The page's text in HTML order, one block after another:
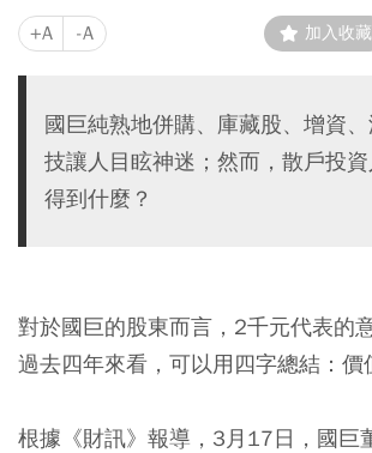
+A -A 加入收藏
國巨純熟地併購、庫藏股、增資
技讓人目眩神迷；然而，散戶投
得到什麼？
對於國巨的股東而言，2千元代表的
過去四年來看，可以用四字總結：價
根據《財訊》報導，3月17日，國巨